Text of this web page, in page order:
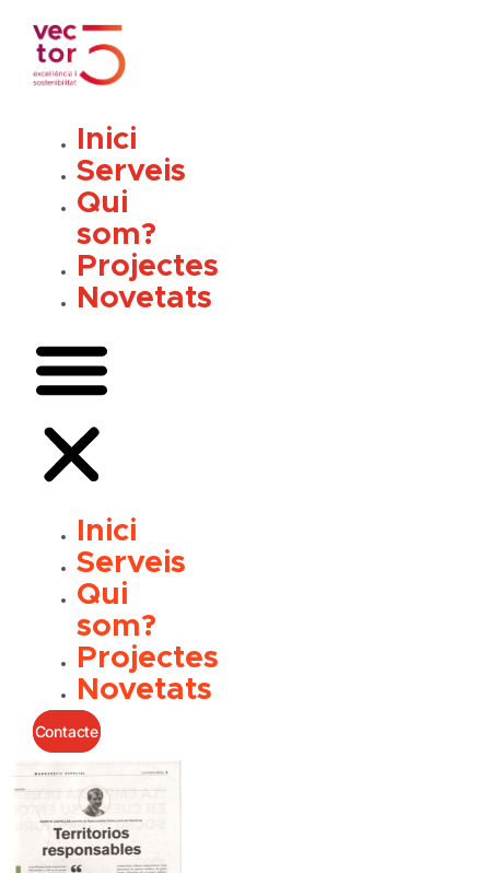
contingut
Inici
Serveis
Qui
som?
Projectes
Novetats
Inici
Serveis
Qui
som?
Projectes
Novetats
Contacte